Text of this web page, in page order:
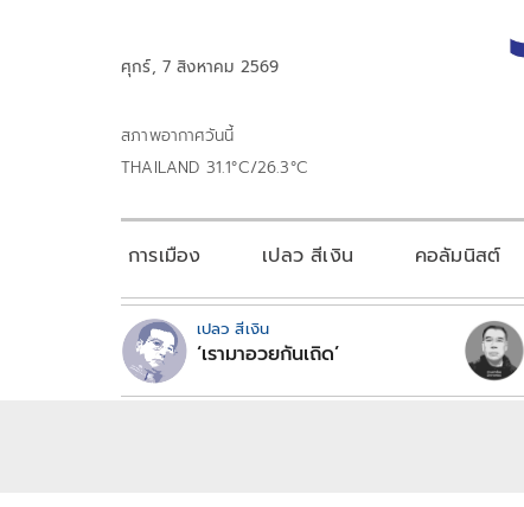
ศุกร์, 7 สิงหาคม 2569
สภาพอากาศวันนี้
THAILAND 31.1°C/26.3°C
การเมือง เปลว สีเงิน คอลัมนิสต์
เปลว สีเงิน
‘เรามาอวยกันเถิด’